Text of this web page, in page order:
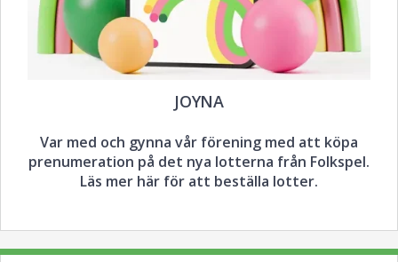
JOYNA
Var med och gynna vår förening med att köpa
prenumeration på det nya lotterna från Folkspel.
Läs mer här för att beställa lotter.